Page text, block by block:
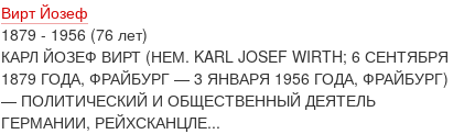
Вирт Йозеф
1879 - 1956 (76 лет)
КАРЛ ЙОЗЕФ ВИРТ (НЕМ. KARL JOSEF WIRTH; 6 СЕНТЯБРЯ
1879 ГОДА, ФРАЙБУРГ — 3 ЯНВАРЯ 1956 ГОДА, ФРАЙБУРГ)
— ПОЛИТИЧЕСКИЙ И ОБЩЕСТВЕННЫЙ ДЕЯТЕЛЬ
ГЕРМАНИИ, РЕЙХСКАНЦЛЕ...